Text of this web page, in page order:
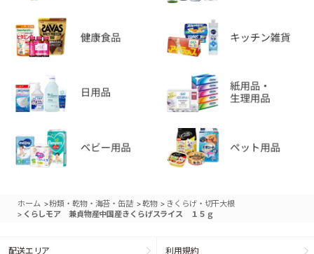
ホーム >粉類・乾物・海苔・缶詰 >乾物 > きくらげ・切干大根
> くらしモア 兼貞物産中国産きくらげスライス １５ｇ
配送エリア 利用規約